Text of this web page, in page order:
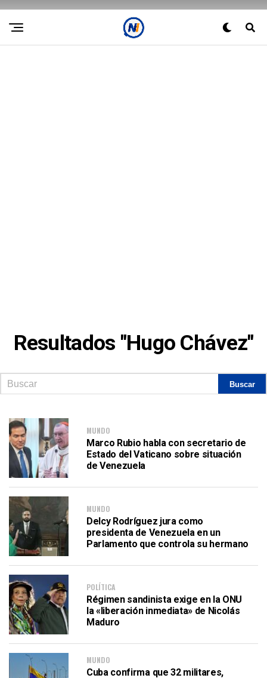
Resultados "Hugo Chávez"
MUNDO
Marco Rubio habla con secretario de
Estado del Vaticano sobre situación
de Venezuela
MUNDO
Delcy Rodríguez jura como
presidenta de Venezuela en un
Parlamento que controla su hermano
POLÍTICA
Régimen sandinista exige en la ONU
la «liberación inmediata» de Nicolás
Maduro
MUNDO
Cuba confirma que 32 militares,